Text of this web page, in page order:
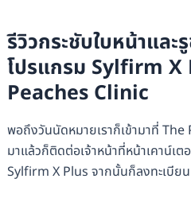
รีวิวกระชับใบหน้าแล
โปรแกรม Sylfirm X
Peaches Clinic
พอถึงวันนัดหมายเราก็เข้ามาที่ The
มาแล้วก็ติดต่อเจ้าหน้าที่หน้าเคาน์เต
Sylfirm X Plus จากนั้นก็ลงทะเบีย